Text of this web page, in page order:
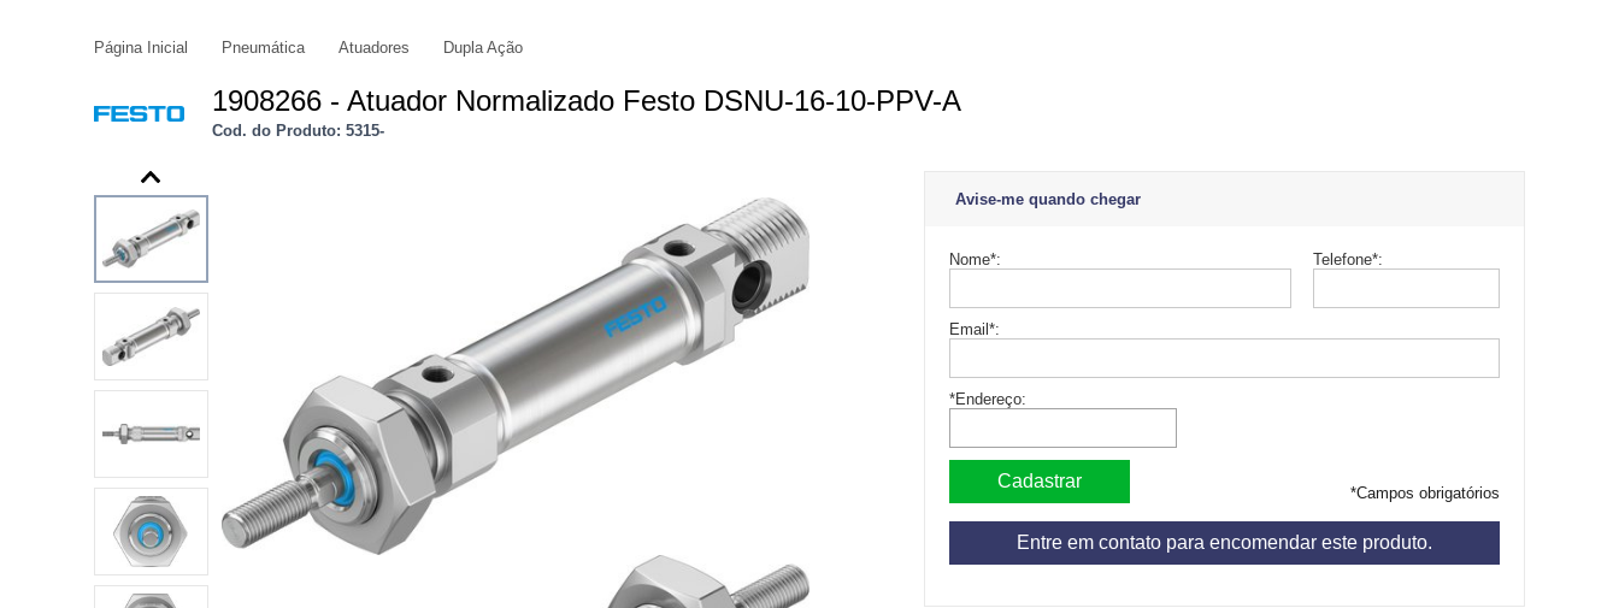
Página Inicial Pneumática Atuadores Dupla Ação
1908266 - Atuador Normalizado Festo DSNU-16-10-PPV-A
Cod. do Produto: 5315-
Avise-me quando chegar
Nome*: Telefone*:
Email *:
*Endereço:
*Campos obrigatórios
Entre em contato para encomendar este produto.